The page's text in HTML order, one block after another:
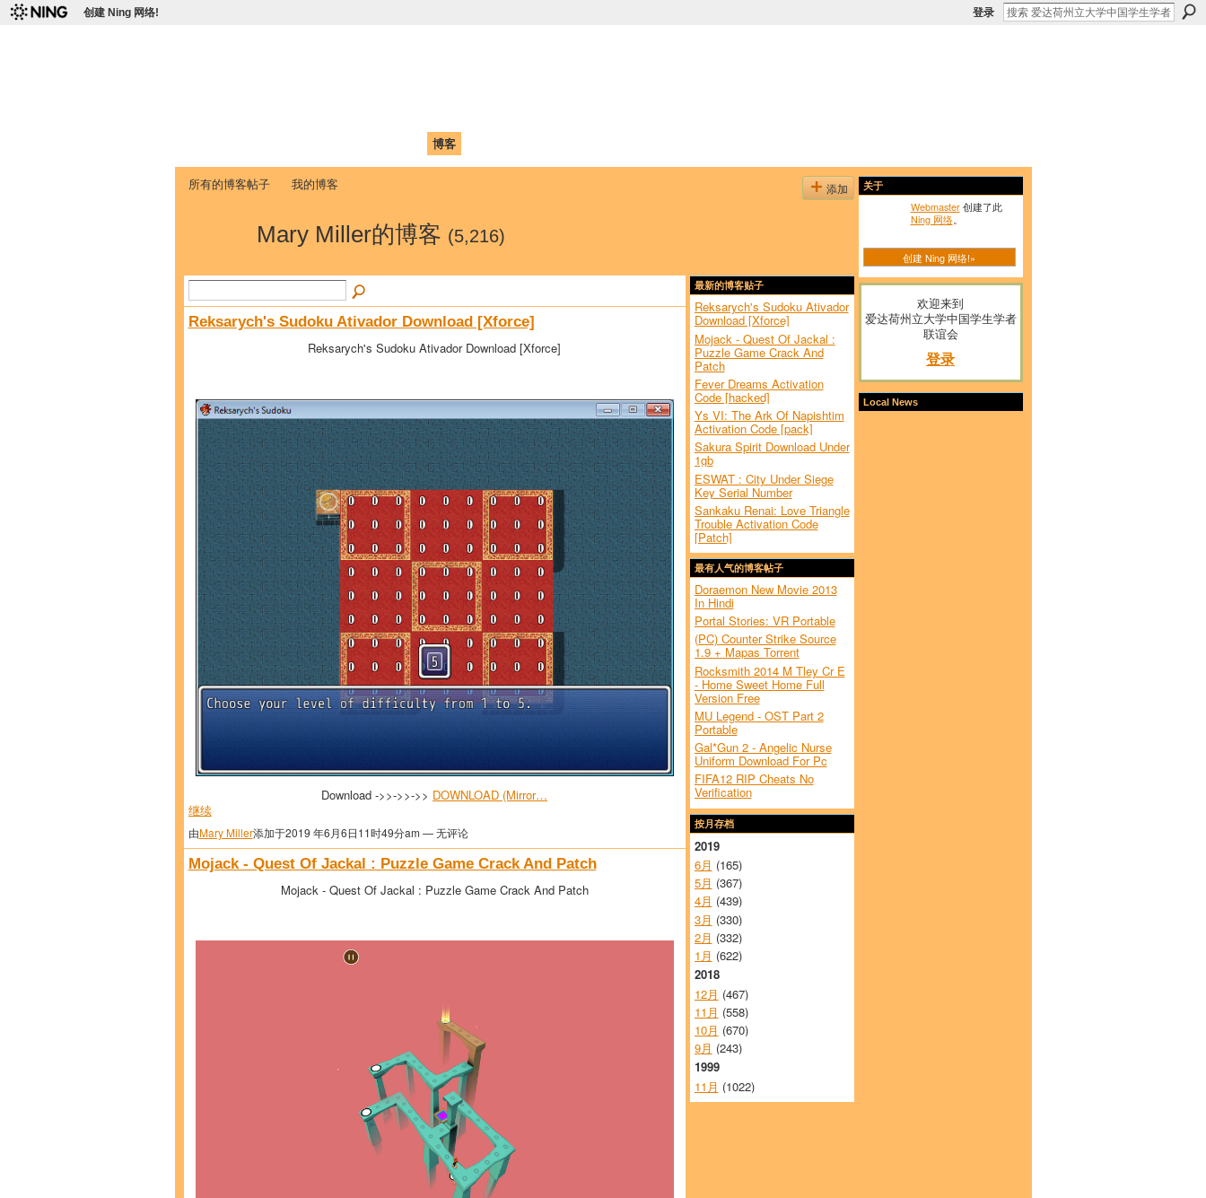
创建 Ning 网络! 登录
博客
所有的博客帖子 我的博客 添加
Mary Miller的博客 (5,216)
Reksarych's Sudoku Ativador Download [Xforce]
Reksarych's Sudoku Ativador Download [Xforce]
Download ->>->>->> DOWNLOAD (Mirror…
继续
由Mary Miller添加于2019 年6月6日11时49分am — 无评论
Mojack - Quest Of Jackal : Puzzle Game Crack And Patch
Mojack - Quest Of Jackal : Puzzle Game Crack And Patch
最新的博客贴子
Reksarych's Sudoku Ativador
Download [Xforce]
Mojack - Quest Of Jackal :
Puzzle Game Crack And
Patch
Fever Dreams Activation
Code [hacked]
Ys VI: The Ark Of Napishtim
Activation Code [pack]
Sakura Spirit Download Under
1gb
ESWAT : City Under Siege
Key Serial Number
Sankaku Renai: Love Triangle
Trouble Activation Code
[Patch]
最有人气的博客帖子
Doraemon New Movie 2013
In Hindi
Portal Stories: VR Portable
(PC) Counter Strike Source
1.9 + Mapas Torrent
Rocksmith 2014 M Tley Cr E
- Home Sweet Home Full
Version Free
MU Legend - OST Part 2
Portable
Gal*Gun 2 - Angelic Nurse
Uniform Download For Pc
FIFA12 RIP Cheats No
Verification
按月存档
2019
6月 (165)
5月 (367)
4月 (439)
3月 (330)
2月 (332)
1月 (622)
2018
12月 (467)
11月 (558)
10月 (670)
9月 (243)
1999
11月 (1022)
关于
Webmaster创建了此
Ning 网络。
创建 Ning 网络!»
欢迎来到
爱达荷州立大学中国学生学者
联谊会
登录
Local News